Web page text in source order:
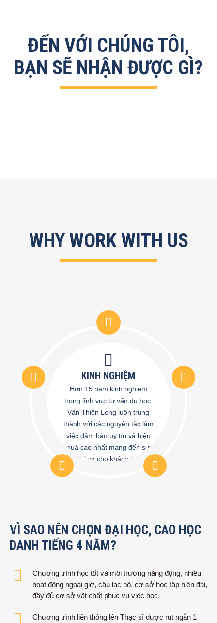
ĐẾN VỚI CHÚNG TÔI,
BẠN SẼ NHẬN ĐƯỢC GÌ?
WHY WORK WITH US
KINH NGHIỆM
Hơn 15 năm kinh nghiệm
trong lĩnh vực tư vấn du học,
Vân Thiên Long luôn trung
thành với các nguyên tắc làm
việc đảm bảo uy tín và hiệu
quả cao nhất mang đến sự
hài lòng cho khách hàng
VÌ SAO NÊN CHỌN ĐẠI HỌC, CAO HỌC
DANH TIẾNG 4 NĂM?
Chương trình học tốt và môi trường năng động, nhiều
hoạt động ngoài giờ, câu lạc bộ, cơ sở học tập hiện đại,
đầy đủ cơ sở vật chất phục vụ việc học.
Chương trình liên thông lên Thạc sĩ được rút ngắn 1